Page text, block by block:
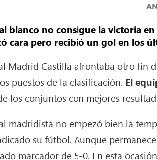
blanco no consigue la victoria
cara pero recibió un gol en los
Madrid Castilla afrontaba otro fin
puestos de la clasificación. El
los conjuntos con mejores
madridista no empezó bien la
su fútbol. Aunque
marcador de 5-0. En esta